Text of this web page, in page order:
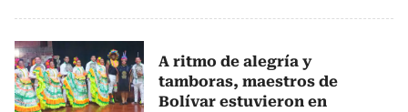
A ritmo de alegría y
tamboras, maestros de
Bolívar estuvieron en